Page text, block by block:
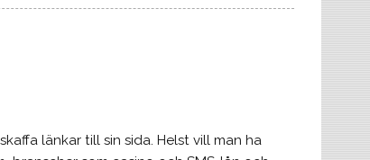
länkar till sin sida. Helst vill man ha